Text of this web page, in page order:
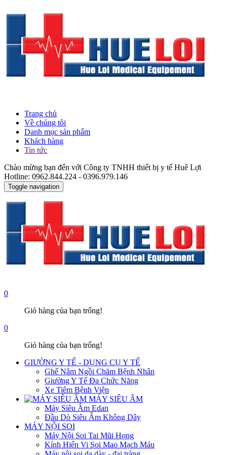
Trang chủ
Về chúng tôi
Danh mục sản phẩm
Khách hàng
Tin tức
Chào mừng bạn đến với Công ty TNHH thiết bị y tế Huê Lợi
Hotline: 0962.844.224 - 0396.979.146
Toggle navigation
0
Giỏ hàng của bạn trống!
0
Giỏ hàng của bạn trống!
GIƯỜNG Y TẾ - DỤNG CỤ Y TẾ
Ghế Nằm Ngồi Chăm Bệnh Nhân
Giường Y Tế Đa Chức Năng
Xe Tiêm Bệnh Viện
MÁY SIÊU ÂM
Máy Siêu Âm Edan
Đầu Dò Siêu Âm Không Dây
MÁY NỘI SOI
Máy Nội Soi Tai Mũi Họng
Kính Hiển Vi Soi Mao Mạch Máu